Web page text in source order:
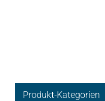
Produkt-Kategorien